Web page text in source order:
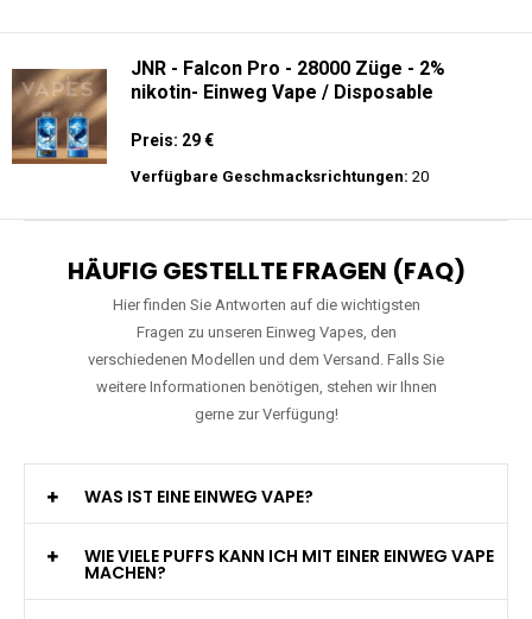
JNR - Falcon Pro - 28000 Züge - 2%
nikotin- Einweg Vape / Disposable
Preis: 29 €
Verfügbare Geschmacksrichtungen: 20
HÄUFIG GESTELLTE FRAGEN (FAQ)
Hier finden Sie Antworten auf die wichtigsten
Fragen zu unseren Einweg Vapes, den
verschiedenen Modellen und dem Versand. Falls Sie
weitere Informationen benötigen, stehen wir Ihnen
gerne zur Verfügung!
WAS IST EINE EINWEG VAPE?
WIE VIELE PUFFS KANN ICH MIT EINER EINWEG VAPE
MACHEN?